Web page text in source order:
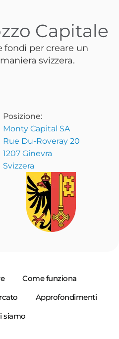
Capitale
fondi per creare un
svizzera.
Posizione:
Monty Capital SA
Rue Du-Roveray 20
1207 Ginevra
Svizzera
Come funziona
Approfondimenti
siamo